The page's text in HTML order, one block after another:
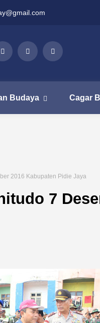
Budaya Cagar
2016 Kabupaten Pidie Jaya
7